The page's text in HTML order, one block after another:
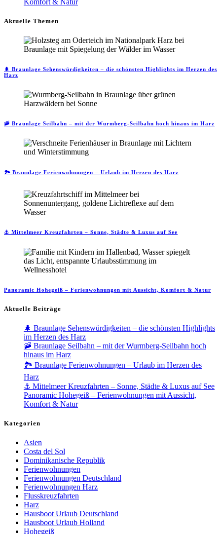
Aktuelle Themen
🌲 Braunlage Sehenswürdigkeiten – die schönsten Highlights im Herzen des
Harz
🚠 Braunlage Seilbahn – mit der Wurmberg-Seilbahn hoch hinaus im Harz
🏞️ Braunlage Ferienwohnungen – Urlaub im Herzen des Harz
⚓ Mittelmeer Kreuzfahrten – Sonne, Städte & Luxus auf See
Panoramic Hohegeiß – Ferienwohnungen mit Aussicht, Komfort & Natur
Aktuelle Beiträge
🌲 Braunlage Sehenswürdigkeiten – die schönsten Highlights
im Herzen des Harz
🚠 Braunlage Seilbahn – mit der Wurmberg-Seilbahn hoch
hinaus im Harz
🏞️ Braunlage Ferienwohnungen – Urlaub im Herzen des
Harz
⚓ Mittelmeer Kreuzfahrten – Sonne, Städte & Luxus auf See
Panoramic Hohegeiß – Ferienwohnungen mit Aussicht,
Komfort & Natur
Kategorien
Asien
Costa del Sol
Dominikanische Republik
Ferienwohnungen
Ferienwohnungen Deutschland
Ferienwohnungen Harz
Flusskreuzfahrten
Harz
Hausboot Urlaub Deutschland
Hausboot Urlaub Holland
Hohegeiß